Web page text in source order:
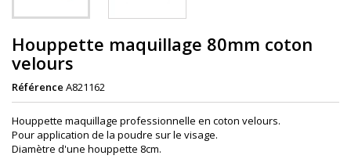
Houppette maquillage 80mm coton
velours
Référence A821162
Houppette maquillage professionnelle en coton velours.
Pour application de la poudre sur le visage.
Diamètre d'une houppette 8cm.